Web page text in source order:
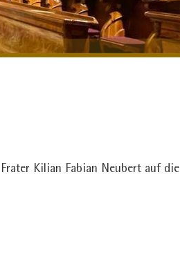
Kilian Fabian Neubert auf die